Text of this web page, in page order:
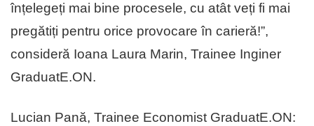
înțelegeți mai bine procesele, cu atât veți fi mai
pregătiți pentru orice provocare în carieră!”,
consideră Ioana Laura Marin, Trainee Inginer
GraduatE.ON.
Lucian Pană, Trainee Economist GraduatE.ON: